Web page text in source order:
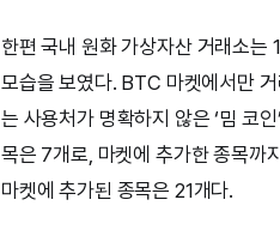
한편 국내 원화 가상자산 거래소는
모습을 보였다. BTC 마켓에서만
는 사용처가 명확하지 않은 ‘밈 코
목은 7개로, 마켓에 추가한 종목까
마켓에 추가된 종목은 21개다.